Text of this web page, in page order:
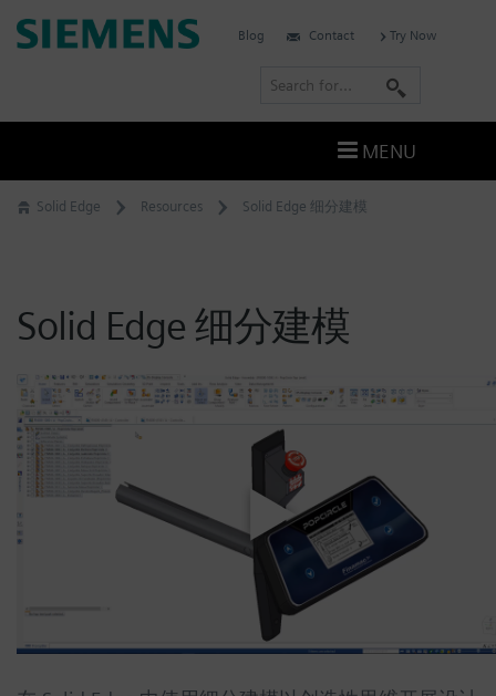
Skip
to
Solid Edge Resources Solid Edge 细分建模
Solid Edge 细分建模
Siemens
Blog Contact Try Now
r
c
MENU